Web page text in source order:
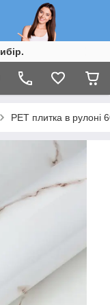
PET плитка в рулоні